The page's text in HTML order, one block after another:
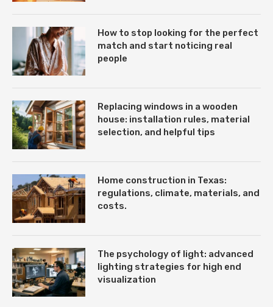
How to stop looking for the perfect
match and start noticing real
people
Replacing windows in a wooden
house: installation rules, material
selection, and helpful tips
Home construction in Texas:
regulations, climate, materials, and
costs.
The psychology of light: advanced
lighting strategies for high end
visualization